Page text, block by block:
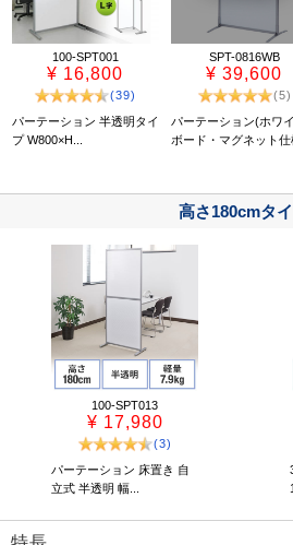
100-SPT001
¥ 16,800
(39)
パーテーション 半透明タイ
プ W800×H...
SPT-0816WB
¥ 39,600
(5)
パーテーション(ホワ
ボード・マグネット仕
高さ180cmタ
100-SPT013
¥ 17,980
(3)
パーテーション 床置き 自
立式 半透明 幅...